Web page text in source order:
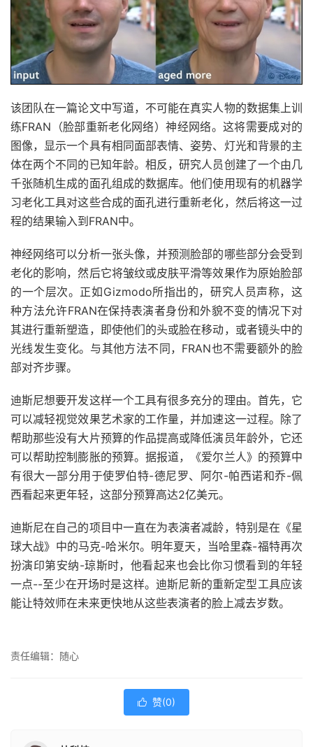
该团队在一篇论文中写道，不可能在真实人物的数据集上训
练FRAN（脸部重新老化网络）神经网络。这将需要成对的
图像，显示一个具有相同面部表情、姿势、灯光和背景的主
体在两个不同的已知年龄。相反，研究人员创建了一个由几
千张随机生成的面孔组成的数据库。他们使用现有的机器学
习老化工具对这些合成的面孔进行重新老化，然后将这一过
程的结果输入到FRAN中。
神经网络可以分析一张头像，并预测脸部的哪些部分会受到
老化的影响，然后它将皱纹或皮肤平滑等效果作为原始脸部
的一个层次。正如Gizmodo所指出的，研究人员声称，这
种方法允许FRAN在保持表演者身份和外貌不变的情况下对
其进行重新塑造，即使他们的头或脸在移动，或者镜头中的
光线发生变化。与其他方法不同，FRAN也不需要额外的脸
部对齐步骤。
迪斯尼想要开发这样一个工具有很多充分的理由。首先，它
可以减轻视觉效果艺术家的工作量，并加速这一过程。除了
帮助那些没有大片预算的作品提高或降低演员年龄外，它还
可以帮助控制膨胀的预算。据报道，《爱尔兰人》的预算中
有很大一部分用于使罗伯特-德尼罗、阿尔-帕西诺和乔-佩
西看起来更年轻，这部分预算高达2亿美元。
迪斯尼在自己的项目中一直在为表演者减龄，特别是在《星
球大战》中的马克-哈米尔。明年夏天，当哈里森-福特再次
扮演印第安纳-琼斯时，他看起来也会比你习惯看到的年轻
一点--至少在开场时是这样。迪斯尼新的重新定型工具应该
能让特效师在未来更快地从这些表演者的脸上减去岁数。
责任编辑：随心
 赞(0)